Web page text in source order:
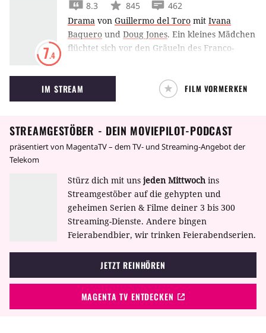
7.4
8.3 845
462
Drama von Guillermo del Toro mit Ivana
Baquero und Doug Jones. Ein kleines Mädchen
flüchtet sich vor den Gräueln des Franco-
Labyrinth. Regisseur Guillermo del Toro hält
dies in eindrucksvoll-düsteren Bildern fest.
IM STREAM FILM VORMERKEN
STREAMGESTÖBER - DEIN MOVIEPILOT-PODCAST
präsentiert von MagentaTV – dem TV- und Streaming-Angebot der
Telekom
Stürz dich mit uns jeden Mittwoch ins
Streamgestöber auf die gehypten und
geheimen Serien & Filme deiner 3 bis 300
Streaming-Dienste. Andere bingen
Feierabendbier, wir trinken Feierabendserien.
JETZT REINHÖREN
MAGENTA TV ENTDECKEN